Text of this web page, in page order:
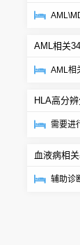
CB...
CALR
AML相关
AML相
DDX41
FLT3...
HLA高分
需要进
血液病相
辅助诊